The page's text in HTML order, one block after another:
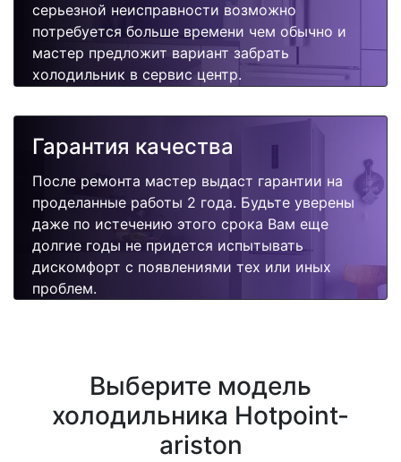
серьезной неисправности возможно
потребуется больше времени чем обычно и
мастер предложит вариант забрать
холодильник в сервис центр.
Гарантия качества
После ремонта мастер выдаст гарантии на
проделанные работы 2 года. Будьте уверены
даже по истечению этого срока Вам еще
долгие годы не придется испытывать
дискомфорт с появлениями тех или иных
проблем.
Выберите модель
холодильника Hotpoint-
ariston